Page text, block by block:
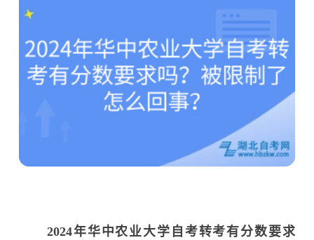
2024年华中农业大学自考转考有分数要求